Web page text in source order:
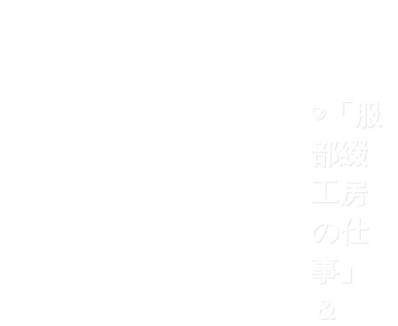
◉「服
部綴
工房
の仕
事」
＆